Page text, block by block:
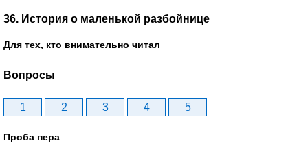
36. История о маленькой разбойнице
Для тех, кто внимательно читал
Вопросы
1 2 3 4 5
Проба пера